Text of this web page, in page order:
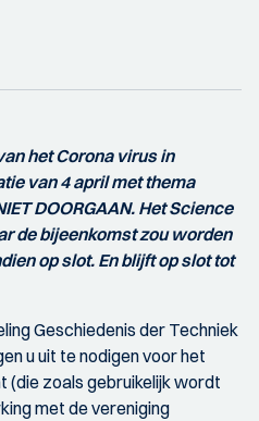
het Corona virus in
van 4 april met thema
DOORGAAN. Het Science
de bijeenkomst zou worden
op slot. En blijft op slot tot
Geschiedenis der Techniek
u uit te nodigen voor het
(die zoals gebruikelijk wordt
met de vereniging